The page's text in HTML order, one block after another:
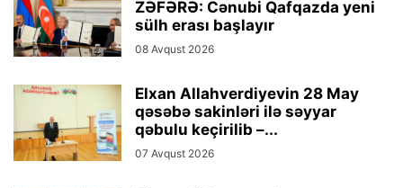
ZƏFƏRƏ: Cənubi Qafqazda yeni
sülh erası başlayır
08 Avqust 2026
Elxan Allahverdiyevin 28 May
qəsəbə sakinləri ilə səyyar
qəbulu keçirilib –...
07 Avqust 2026